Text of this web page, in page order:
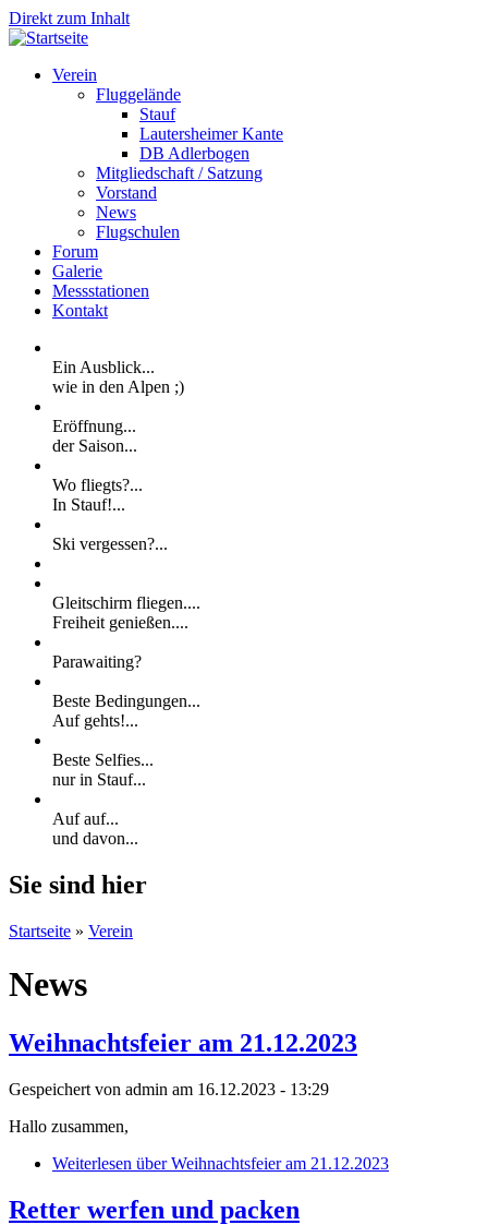
Direkt zum Inhalt
Verein
Fluggelände
Stauf
Lautersheimer Kante
DB Adlerbogen
Mitgliedschaft / Satzung
Vorstand
News
Flugschulen
Forum
Galerie
Messstationen
Kontakt
Ein Ausblick...
wie in den Alpen ;)
Eröffnung...
der Saison...
Wo fliegts?...
In Stauf!...
Ski vergessen?...
Gleitschirm fliegen....
Freiheit genießen....
Parawaiting?
Beste Bedingungen...
Auf gehts!...
Beste Selfies...
nur in Stauf...
Auf auf...
und davon...
Sie sind hier
Startseite » Verein
News
Weihnachtsfeier am 21.12.2023
Gespeichert von admin am 16.12.2023 - 13:29
Hallo zusammen,
Weiterlesen über Weihnachtsfeier am 21.12.2023
Retter werfen und packen